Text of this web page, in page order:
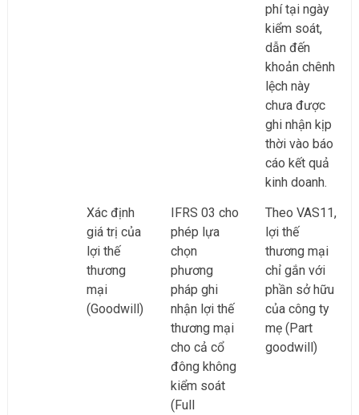
phí tại ngày
kiểm soát,
dẫn đến
khoản chênh
lệch này
chưa được
ghi nhận kịp
thời vào báo
cáo kết quả
kinh doanh.
Xác định
giá trị của
lợi thế
thương
mại
(Goodwill)
IFRS 03 cho
phép lựa
chọn
phương
pháp ghi
nhận lợi thế
thương mại
cho cả cổ
đông không
kiểm soát
(Full
Theo VAS11,
lợi thế
thương mại
chỉ gắn với
phần sở hữu
của công ty
mẹ (Part
goodwill)